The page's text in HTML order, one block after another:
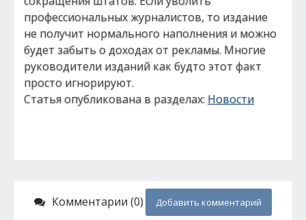
профессиональных журналистов, то издание
не получит нормального наполнения и можно
будет забыть о доходах от рекламы. Многие
руководители изданий как будто этот факт
просто игнорируют.
Статья опубликована в разделах: Новости
Комментарии (0) Добавить комментарий